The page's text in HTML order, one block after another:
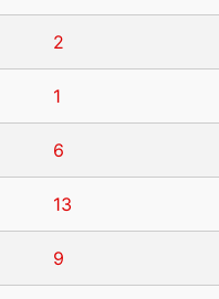
2
1
6
13
9